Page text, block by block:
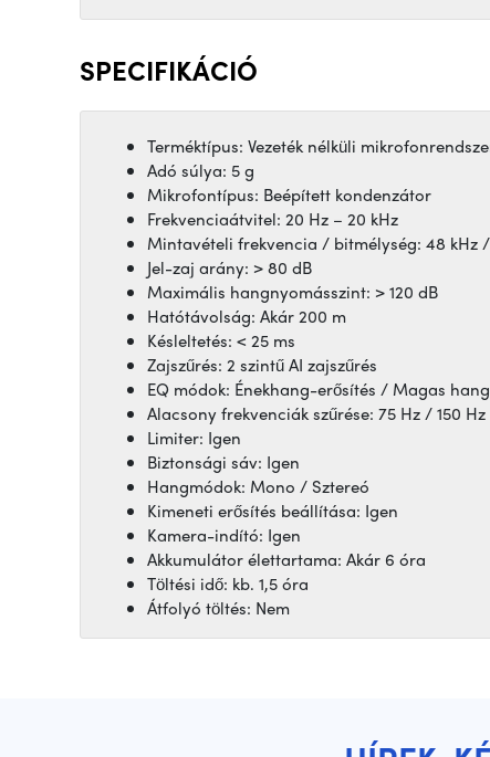
SPECIFIKÁCIÓ
Terméktípus: Vezeték nélküli
Adó súlya: 5 g
Mikrofontípus: Beépített kondenzátor
Frekvenciaátvitel: 20 Hz – 20 kHz
Mintavételi frekvencia / bitmélység: 48 kHz
Jel-zaj arány: > 80 dB
Maximális hangnyomásszint: > 120 dB
Hatótávolság: Akár 200 m
Késleltetés: < 25 ms
Zajszűrés: 2 szintű AI zajszűrés
EQ módok: Énekhang-erősítés / Magas
Alacsony frekvenciák szűrése: 75 Hz / 150 Hz
Limiter: Igen
Biztonsági sáv: Igen
Hangmódok: Mono / Sztereó
Kimeneti erősítés beállítása: Igen
Kamera-indító: Igen
Akkumulátor élettartama: Akár 6 óra
Töltési idő: kb. 1,5 óra
Átfolyó töltés: Nem